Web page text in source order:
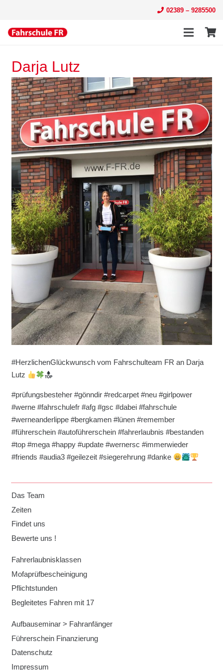
02389 – 9285500
Darja Lutz
#HerzlichenGlückwunsch vom Fahrschulteam FR an Darja
Lutz
#prüfungsbesteher #gönndir #redcarpet #neu #girlpower
#werne #fahrschulefr #afg #gsc #dabei #fahrschule
#werneanderlippe #bergkamen #lünen #remember
#führerschein #autoführerschein #fahrerlaubnis #bestanden
#top #mega #happy #update #wernersc #immerwieder
#friends #audia3 #geilezeit #siegerehrung #danke
Das Team
Zeiten
Findet uns
Bewerte uns !
Fahrerlaubnisklassen
Mofaprüfbescheinigung
Pflichtstunden
Begleitetes Fahren mit 17
Aufbauseminar > Fahranfänger
Führerschein Finanzierung
Datenschutz
Impressum